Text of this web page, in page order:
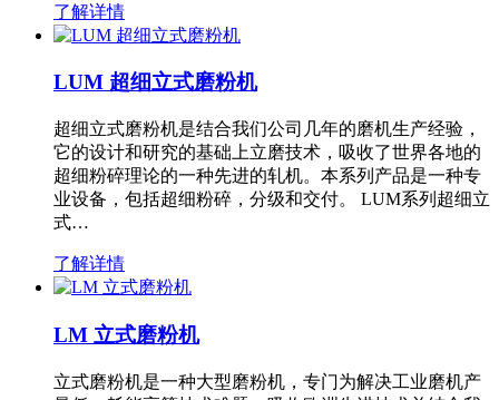
了解详情
LUM 超细立式磨粉机
超细立式磨粉机是结合我们公司几年的磨机生产经验，
它的设计和研究的基础上立磨技术，吸收了世界各地的
超细粉碎理论的一种先进的轧机。本系列产品是一种专
业设备，包括超细粉碎，分级和交付。 LUM系列超细立
式…
了解详情
LM 立式磨粉机
立式磨粉机是一种大型磨粉机，专门为解决工业磨机产